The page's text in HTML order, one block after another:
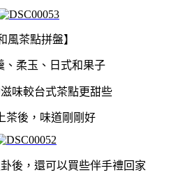
風茶點拼盤】
、柔玉、日式和果子
味較台式茶點更甜些
茶後，味道剛剛好
後，還可以買些伴手禮回家